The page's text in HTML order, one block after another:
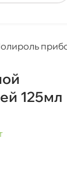
125мл